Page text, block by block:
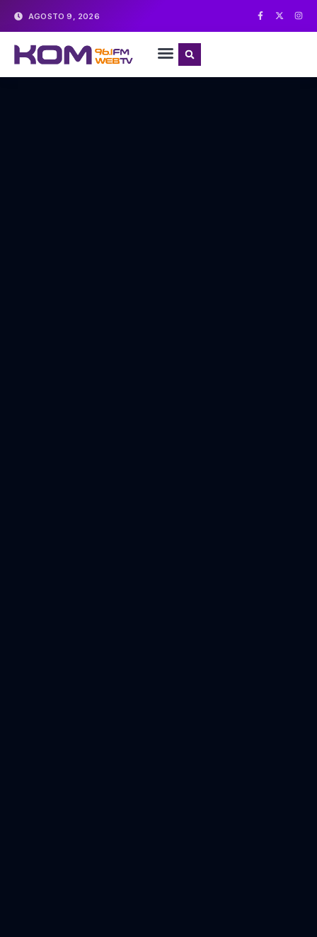
AGOSTO 9, 2026